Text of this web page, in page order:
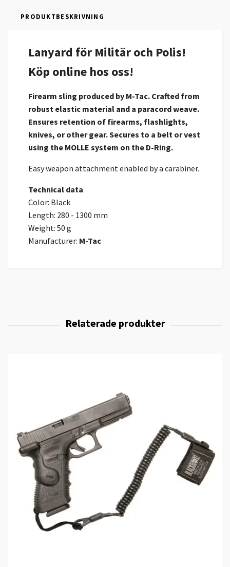
PRODUKTBESKRIVNING
Lanyard för Militär och Polis!
Köp online hos oss!
Firearm sling produced by M-Tac. Crafted from
robust elastic material and a paracord weave.
Ensures retention of firearms, flashlights,
knives, or other gear. Secures to a belt or vest
using the MOLLE system on the D-Ring.
Easy weapon attachment enabled by a carabiner.
Technical data
Color: Black
Length: 280 - 1300 mm
Weight: 50 g
Manufacturer: M-Tac